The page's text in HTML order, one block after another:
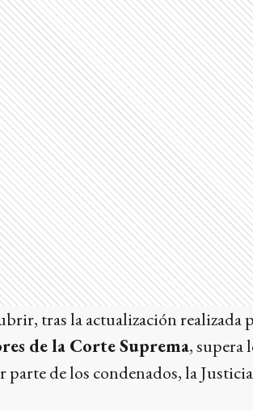
tras la actualización realizada
de la Corte Suprema, supera
parte de los condenados, la